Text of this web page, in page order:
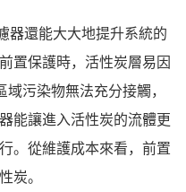
器還能大大地提升系統的
置保護時，活性炭層易因
污染物無法充分接觸，
能讓進入活性炭的流體更
。從維護成本來看，前置
炭。